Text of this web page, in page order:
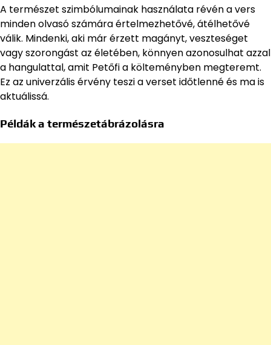
A természet szimbólumainak használata révén a vers
minden olvasó számára értelmezhetővé, átélhetővé
válik. Mindenki, aki már érzett magányt, veszteséget
vagy szorongást az életében, könnyen azonosulhat azzal
a hangulattal, amit Petőfi a költeményben megteremt.
Ez az univerzális érvény teszi a verset időtlenné és ma is
aktuálissá.
Példák a természetábrázolásra